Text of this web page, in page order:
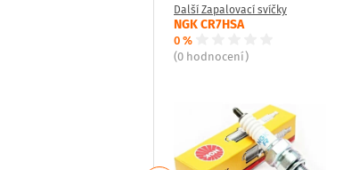
Další Zapalovací svíčky
NGK CR7HSA
0 %
(0 hodnocení)